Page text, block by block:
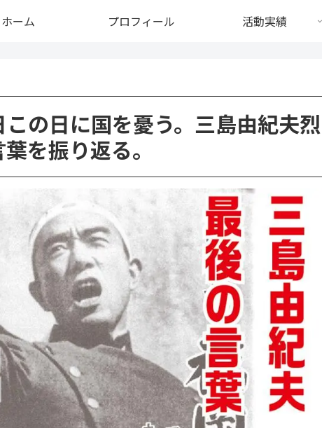
ホーム プロフィール 活動実績
この日に国を憂う。三島由紀夫烈
を振り返る。